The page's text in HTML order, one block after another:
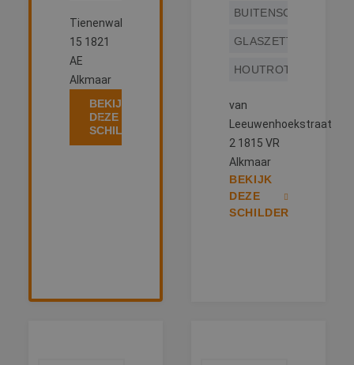
Tienenwal
15 1821
AE
Alkmaar
BEKIJK
DEZE
SCHILDER
GLASZETTEN
HOUTROTREPARATIE
van
Leeuwenhoekstraat
2 1815 VR
Alkmaar
BEKIJK
DEZE
SCHILDER